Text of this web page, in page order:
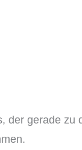
der gerade